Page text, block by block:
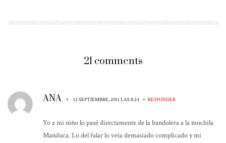
21 comments
ANA • 12 SEPTIEMBRE, 2011 LAS 8:24 • RESPONDER
Yo a mi niño lo pasé directamente de la bandolera a la mochila
Manduca. Lo del fular lo veía demasiado complicado y mi